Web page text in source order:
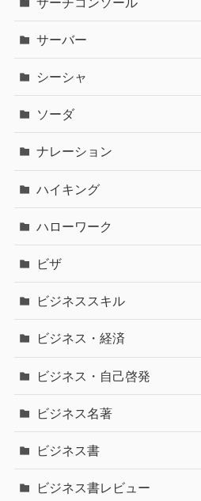
サーバー
シーシャ
ソーダ
ナレーション
ハイキング
ハローワーク
ビザ
ビジネススキル
ビジネス・経済
ビジネス・自己啓発
ビジネス名著
ビジネス書
ビジネス書レビュー